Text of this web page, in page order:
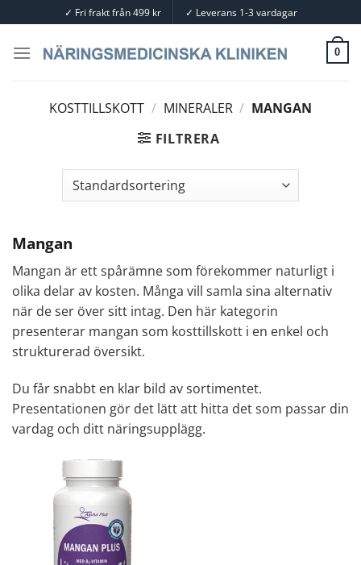
to
content
✓ Fri frakt från 499 kr ✓ Leverans 1-3 vardagar
0
KOSTTILLSKOTT / MINERALER / MANGAN
FILTRERA
Mangan
Mangan är ett spårämne som förekommer naturligt i
olika delar av kosten. Många vill samla sina alternativ
när de ser över sitt intag. Den här kategorin
presenterar mangan som kosttillskott i en enkel och
strukturerad översikt.
Du får snabbt en klar bild av sortimentet.
Presentationen gör det lätt att hitta det som passar din
vardag och ditt näringsupplägg.